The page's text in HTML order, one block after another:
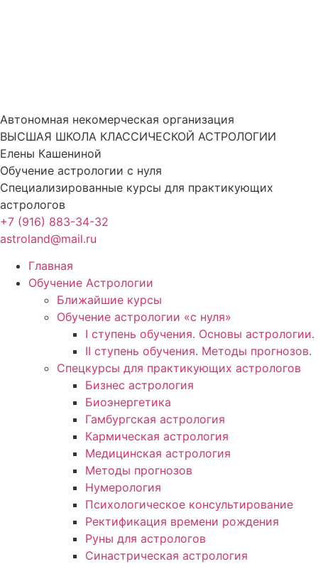
Автономная некомерческая организация
ВЫСШАЯ ШКОЛА КЛАССИЧЕСКОЙ АСТРОЛОГИИ
Елены Кашениной
Обучение астрологии с нуля
Специализированные курсы для практикующих
астрологов
+7 (916) 883-34-32
astroland@mail.ru
Главная
Обучение Астрологии
Ближайшие курсы
Обучение астрологии «с нуля»
I ступень обучения. Основы астрологии.
II ступень обучения. Методы прогнозов.
Спецкурсы для практикующих астрологов
Бизнес астрология
Биоэнергетика
Гамбургская астрология
Кармическая астрология
Медицинская астрология
Методы прогнозов
Нумерология
Психологическое консультирование
Ректификация времени рождения
Руны для астрологов
Синастрическая астрология